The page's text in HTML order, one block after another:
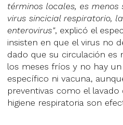
términos locales, es menos
virus sincicial respiratorio,
enterovirus", explicó el
insisten en que el virus no
dado que su circulación es
los meses fríos y no hay
específico ni vacuna,
preventivas como el lavado
higiene respiratoria son